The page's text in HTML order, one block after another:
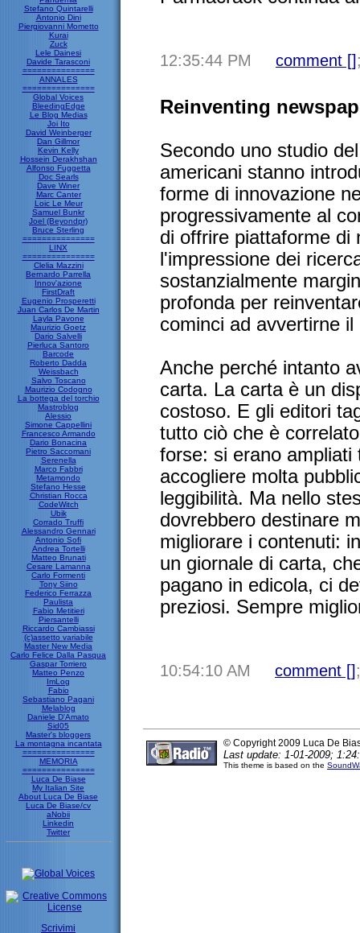
Stefano Quintarelli
Antonio Dini
Piergiovanni Mometto
Kurai
Zuck
Lele Dainesi
Davide Tarasconi
===============
ANNALES
===============
Global Voices
BleedingEdge
Le Blog Medias
Joi Ito
David Weinberger
Dan Gillmor
Kevin Kelly
Hossein Derakhshan
Alfonso Fuggetta
Doc Searls
Dave Winer
Marc Canter
Loic Le Meur
Samuel Bunkr
Joel (Beyondpr)
Bruce Sterling
===============
LINX
===============
Clelia Mazzini
Bernardo Parrella
Innov'azione
FirstDraft
Eugenio Prosperetti
Juan Carlos De Martin
Layla Pavone
Maurizio Goetz
Dario Salvelli
Pierluca Santoro
Barcode
Roberto Dadda
Weissbach
Salvo Toscano
Maurizio Codogno
La bottega del torchio
Mastroblog
Alessio
Simone Cappellini
Francesco Armando
Dario Bonacina
Pietro Saccomani
Serenella
Marco Fabbri
Metamondo
Stefano Hesse
Christian Rocca
CodeWitch
Ubik
Corrado Truffi
Alessandro Gennari
Antonio Sofi
Andrea Tortelli
Matteo Brunati
Cesare Lamanna
Carlo Formenti
Tony Siino
Federico Ferrazza
Paulista
Fabio Metitieri
Piersantelli
Riccardo Cambiassi
(c)assetto variabile
Master New Media
Carlo Felice Dalla Pasqua
Gaspar Torriero
Matteo Penzo
ImLog
Fabio
Sebastiano Pagani
Melablog
Daniele D'Amato
Sid05
Master's bloggers
La montagna incantata
===============
MEMORIA
===============
Luca De Biase
My Italian Site
About Luca De Biase
Luca De Biase/cv
aNobii
Linkedin
Twitter
Scrivimi
12:35:44 PM comment []
Reinventing
Secondo uno studio
americani stanno
forme di innovazione
progressivamente al
di offrire piattaforme di
l'impressione dei
sostanzialmente
profonda per
cominci ad avvertirne il
Anche perché intanto
carta. La carta è un
costoso. E gli editori
tutto ciò che è
forse: si erano ampliati
accogliere molta
leggibilità. Ma nello
dovrebbero destinare
migliorare i contenuti:
un giornale di carta,
pagano in edicola, ci
preziosi. Sempre
10:54:10 AM comment [] ;
© Copyright 2009 Luca De
Last update: 1-01-2009;
This theme is based on the